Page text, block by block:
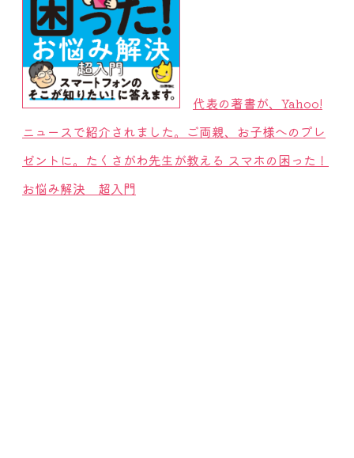
代表の著書が、Yahoo!
ニュースで紹介されました。ご両親、お子様へのプレ
ゼントに。たくさがわ先生が教える スマホの困った！
お悩み解決 超入門